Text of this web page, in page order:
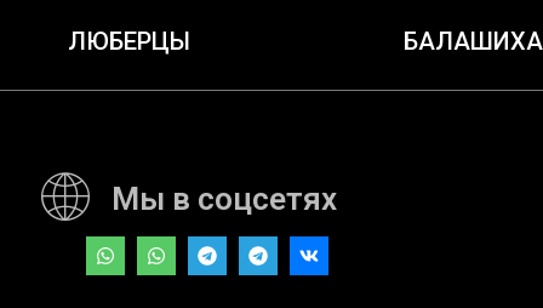
ЛЮБЕРЦЫ БАЛАШИХА
Мы в соцсетях